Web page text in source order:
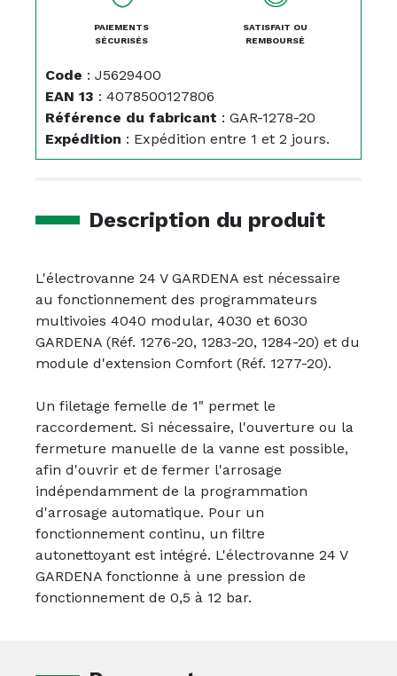
PAIEMENTS
SÉCURISÉS
SATISFAIT OU
REMBOURSÉ
Code : J5629400
EAN 13 : 4078500127806
Référence du fabricant : GAR-1278-20
Expédition : Expédition entre 1 et 2 jours.
Description du produit
L'électrovanne 24 V GARDENA est nécessaire
au fonctionnement des programmateurs
multivoies 4040 modular, 4030 et 6030
GARDENA (Réf. 1276-20, 1283-20, 1284-20) et du
module d'extension Comfort (Réf. 1277-20).
Un filetage femelle de 1" permet le
raccordement. Si nécessaire, l'ouverture ou la
fermeture manuelle de la vanne est possible,
afin d'ouvrir et de fermer l'arrosage
indépendamment de la programmation
d'arrosage automatique. Pour un
fonctionnement continu, un filtre
autonettoyant est intégré. L'électrovanne 24 V
GARDENA fonctionne à une pression de
fonctionnement de 0,5 à 12 bar.